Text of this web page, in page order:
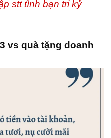
stt tình bạn tri kỷ
vs quà tặng doanh